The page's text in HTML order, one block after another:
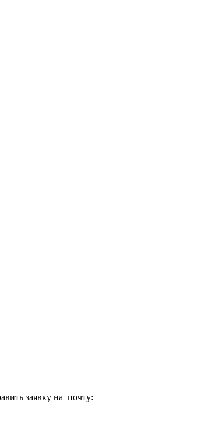
заявку на почту: